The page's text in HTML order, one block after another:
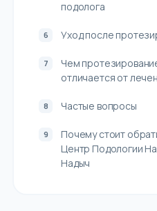
подолога
Уход после
Чем
отличается от
Частые вопросы
Почему стоит
Центр Подологии
Надыч